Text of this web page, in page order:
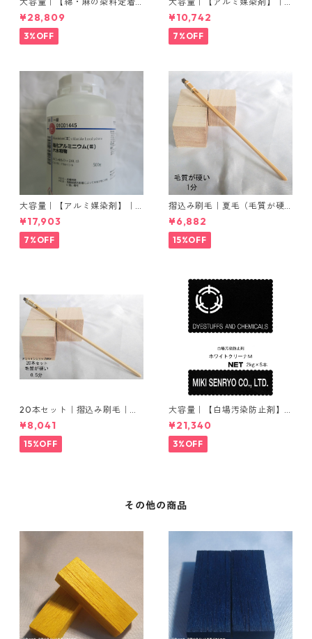
向上剤】｜2kg×5本｜ライト
フィックスAコンク
¥28,809
3%OFF
00g−3本入り｜塩化アルミニ
ウム
¥10,742
7%OFF
大容量｜【アルミ媒染剤】｜5
00g−5本入り｜塩化アルミニ
ウム
¥17,903
7%OFF
摺込み刷毛｜夏毛（毛質が硬
い）1分｜16本入り＊1セット
¥6,882
15%OFF
20本セット｜摺込み刷毛｜夏
毛（毛質が硬い）0.5分
¥8,041
15%OFF
大容量｜【白場汚染防止剤】
｜2kg×5本｜ホワイトクリー
ナＭ
¥21,340
3%OFF
その他の商品